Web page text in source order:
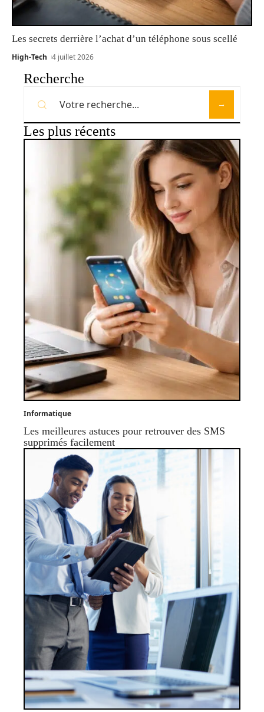
Les secrets derrière l’achat d’un téléphone sous scellé
High-Tech 4 juillet 2026
Recherche
Les plus récents
Informatique
Les meilleures astuces pour retrouver des SMS
supprimés facilement